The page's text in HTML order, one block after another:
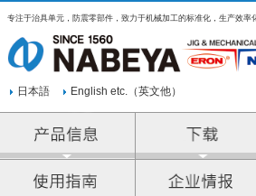
专注于治具单元，防震零部件，致力于机械加工的标准化，生产效率
日本語 English etc.（英文他）